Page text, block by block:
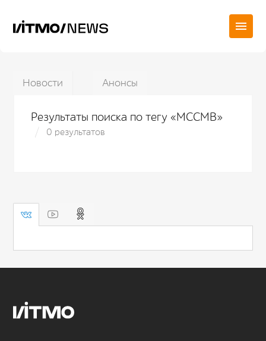
Новости Анонсы
Результаты поиска по тегу «MCCMB»
0 результатов